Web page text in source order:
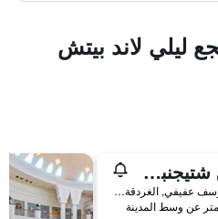
ليلي لاند بيتش
فندق شتيجنبرجر الداو بيتش
طريق يوسف عفيفي, الغردقة, مصر